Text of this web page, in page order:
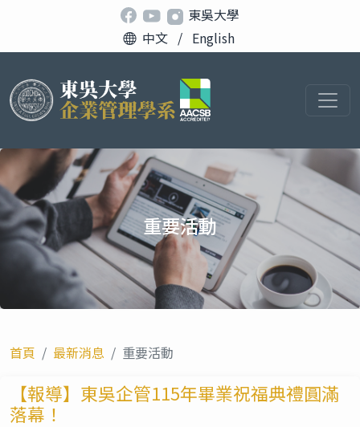
東吳大學
中文 / English
重要活動
首頁 最新消息 重要活動
【報導】東吳企管115年畢業祝福典禮圓滿
落幕！